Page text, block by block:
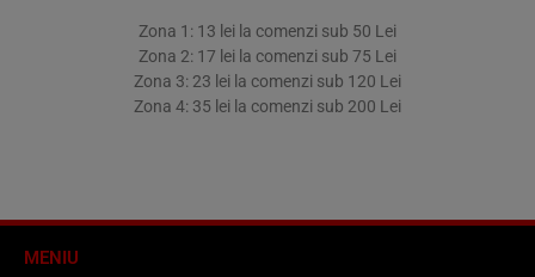
Zona 1: 13 lei la comenzi sub 50 Lei
Zona 2: 17 lei la comenzi sub 75 Lei
Zona 3: 23 lei la comenzi sub 120 Lei
Zona 4: 35 lei la comenzi sub 200 Lei
MENIU